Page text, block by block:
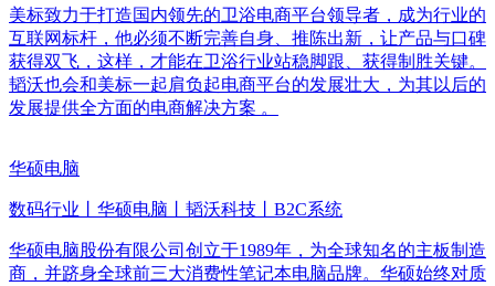
美标致力于打造国内领先的卫浴电商平台领导者，成为行业的
互联网标杆，他必须不断完善自身、推陈出新，让产品与口碑
获得双飞，这样，才能在卫浴行业站稳脚跟、获得制胜关键。
韬沃也会和美标一起肩负起电商平台的发展壮大，为其以后的
发展提供全方面的电商解决方案 。
华硕电脑
数码行业丨华硕电脑丨韬沃科技丨B2C系统
华硕电脑股份有限公司创立于1989年，为全球知名的主板制造
商，并跻身全球前三大消费性笔记本电脑品牌。华硕始终对质